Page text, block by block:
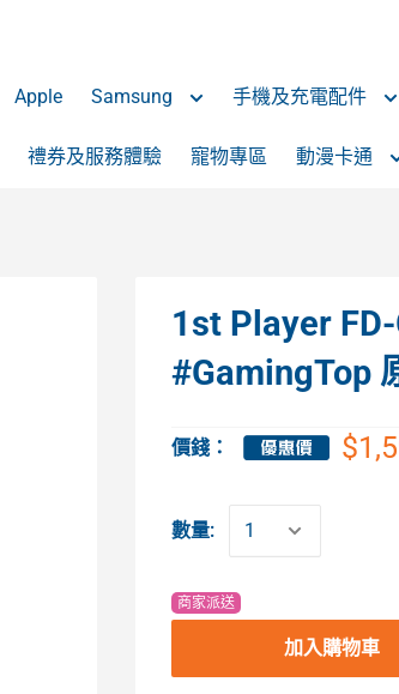
Apple Samsung 手機及充電配件
禮券及服務體驗 寵物專區 動漫卡通
1st Player
#GamingTop
價錢：
數量:
商家派送
加入購物車